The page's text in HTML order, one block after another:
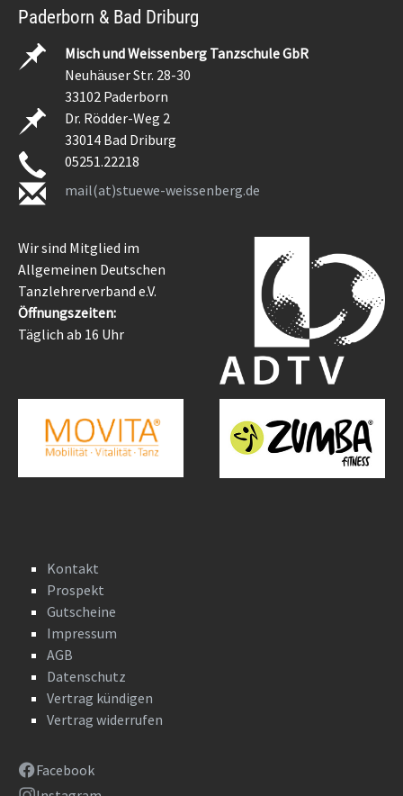
Paderborn & Bad Driburg
Misch und Weissenberg Tanzschule GbR
Neuhäuser Str. 28-30
33102 Paderborn
Dr. Rödder-Weg 2
33014 Bad Driburg
05251.22218
mail(at)stuewe-weissenberg.de
Wir sind Mitglied im
Allgemeinen Deutschen
Tanzlehrerverband e.V.
Öffnungszeiten:
Täglich ab 16 Uhr
Kontakt
Prospekt
Gutscheine
Impressum
AGB
Datenschutz
Vertrag kündigen
Vertrag widerrufen
Facebook